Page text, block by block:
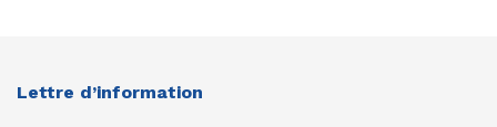
Lettre d’information